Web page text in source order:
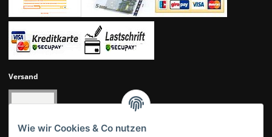
Wie wir Cookies & Co nutzen
Versand